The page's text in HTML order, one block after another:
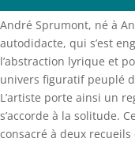
André Sprumont, né à
autodidacte, qui s’est
l’abstraction lyrique et
univers figuratif peuplé
L’artiste porte ainsi un
s’accorde à la solitude.
consacré à deux recueils